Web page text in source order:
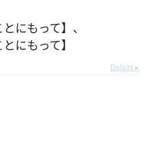
にもって】 、
にもって】
Details ▸